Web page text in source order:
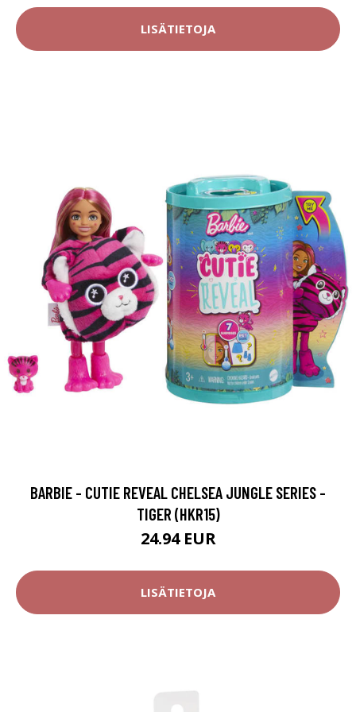
LISÄTIETOJA
BARBIE - CUTIE REVEAL CHELSEA JUNGLE SERIES -
TIGER (HKR15)
24.94 EUR
LISÄTIETOJA